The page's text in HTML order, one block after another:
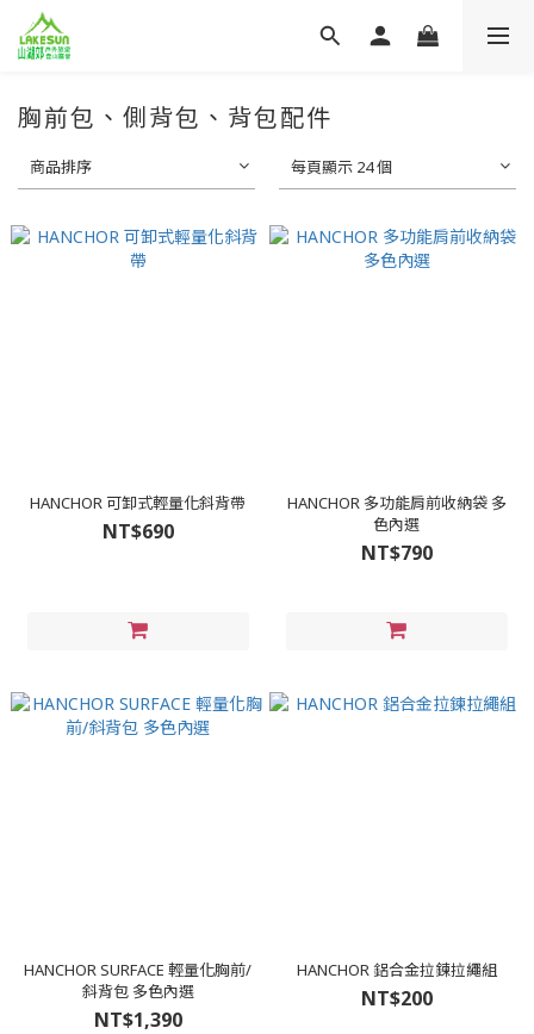
胸前包、側背包、背包配件
商品排序 每頁顯示 24 個
HANCHOR 可卸式輕量化斜背帶
NT$690
HANCHOR 多功能肩前收納袋 多
色內選
NT$790
HANCHOR SURFACE 輕量化胸前/
斜背包 多色內選
NT$1,390
HANCHOR 鋁合金拉鍊拉繩組
NT$200